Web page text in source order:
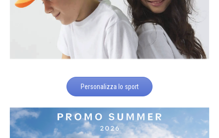
Personalizza lo sport